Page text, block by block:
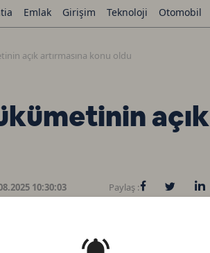
Emlak Girişim Teknoloji Otomobil
açık artırmasına konu oldu
açık
10:30:03 Paylaş :
olan GSA'ya ilk defa